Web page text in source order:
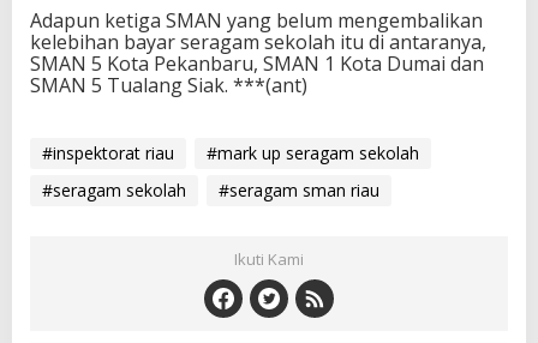
Adapun ketiga SMAN yang belum mengembalikan
kelebihan bayar seragam sekolah itu di antaranya,
SMAN 5 Kota Pekanbaru, SMAN 1 Kota Dumai dan
SMAN 5 Tualang Siak. ***(ant)
#inspektorat riau
#mark up seragam sekolah
#seragam sekolah
#seragam sman riau
Ikuti Kami